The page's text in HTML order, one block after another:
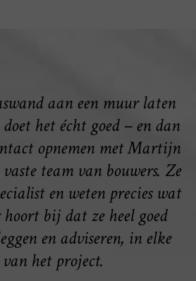
aan een muur laten
het écht goed – en dan
opnemen met Martijn
team van bouwers. Ze
en weten precies wat
bij dat ze heel goed
en adviseren, in elke
van het project.